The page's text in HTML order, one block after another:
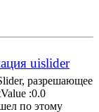
uislider
разрешающее
:0.0
по этому